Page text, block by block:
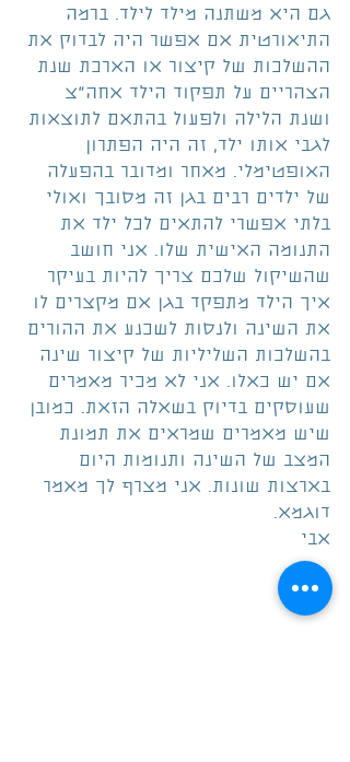
גם היא משתנה מילד לילד. ברמה
התיאורטית אם אפשר היה לבדוק את
ההשלכות של קיצור או הארכת שנת
הצהריים על תפקוד הילד אחה"צ
ושנת הלילה ולפעול בהתאם לתוצאות
לגבי אותו ילד, זה היה הפתרון
האופטימלי. מאחר ומדובר בהפעלה
של ילדים רבים בגן זה מסובך ואולי
בלתי אפשרי להתאים לכל ילד את
התנומה האישית שלו. אני חושב
שהשיקול שלכם צריך להיות בעיקר
איך הילד מתפקד בגן אם מקצרים לו
את השינה ולנסות לשכנע את ההורים
בהשלכות השליליות של קיצור שינה
אם יש כאלו. אני לא מכיר מאמרים
שעוסקים בדיוק בשאלה הזאת. כמובן
שיש מאמרים שמראים את תמונת
המצב של השינה ותנומות היום
בארצות שונות. אני מצרף לך מאמר
דוגמא.
אבי